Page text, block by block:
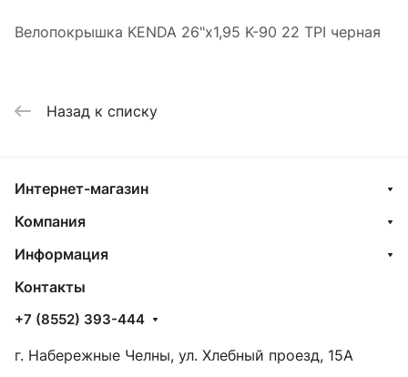
Велопокрышка KENDA 26"х1,95 K-90 22 TPI черная
Назад к списку
Интернет-магазин
Компания
Информация
Контакты
+7 (8552) 393-444
г. Набережные Челны, ул. Хлебный проезд, 15А